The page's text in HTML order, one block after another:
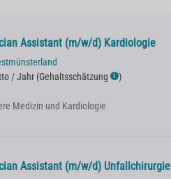
Assistant (m/w/d) Kardiologie
/ Jahr (Gehaltsschätzung ℹ )
Medizin und Kardiologie
Assistant (m/w/d) Unfallchirurgie